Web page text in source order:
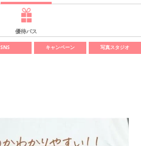
優待パス
SNS キャンペーン 写真スタジオ